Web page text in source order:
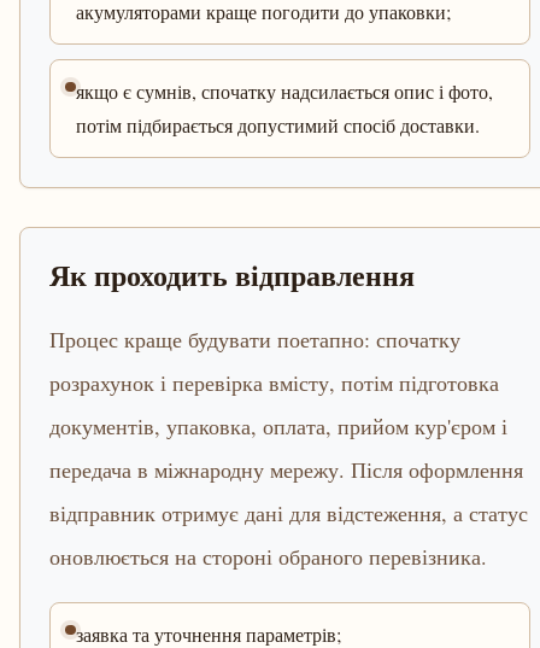
акумуляторами краще погодити до упаковки;
якщо є сумнів, спочатку надсилається опис і фото,
потім підбирається допустимий спосіб доставки.
Як проходить відправлення
Процес краще будувати поетапно: спочатку
розрахунок і перевірка вмісту, потім підготовка
документів, упаковка, оплата, прийом кур'єром і
передача в міжнародну мережу. Після оформлення
відправник отримує дані для відстеження, а статус
оновлюється на стороні обраного перевізника.
заявка та уточнення параметрів;